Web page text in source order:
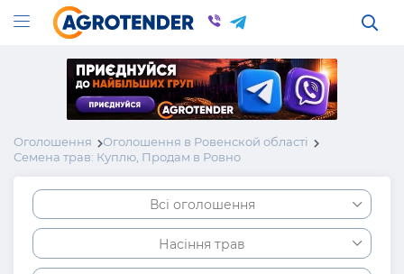
Оголошення
Оголошення в Ровенской області
Семена трав: Куплю, Продам в Ровно
Всі оголошення
Насіння трав